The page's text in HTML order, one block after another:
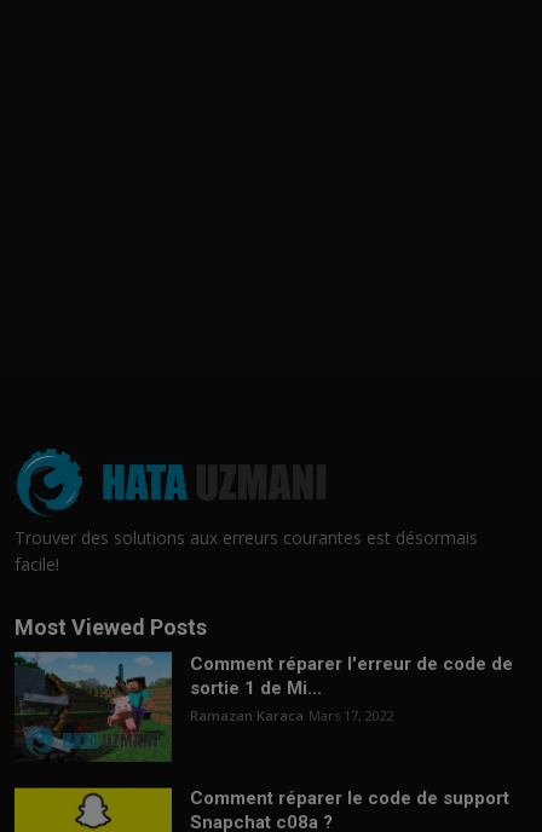
Trouver des solutions aux erreurs courantes est désormais
facile!
Most Viewed Posts
Comment réparer l'erreur de code de
sortie 1 de Mi...
Ramazan Karaca Mars 17, 2022
Comment réparer le code de support
Snapchat c08a ?